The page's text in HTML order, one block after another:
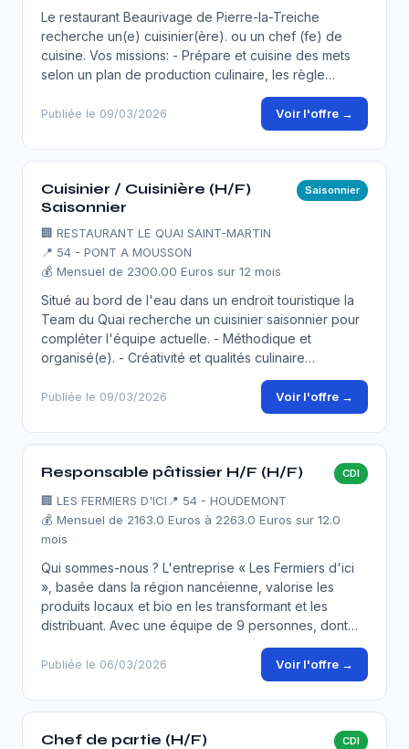
Le restaurant Beaurivage de Pierre-la-Treiche
recherche un(e) cuisinier(ère). ou un chef (fe) de
cuisine. Vos missions: - Prépare et cuisine des mets
selon un plan de production culinaire, les règle…
Publiée le 09/03/2026 Voir l'offre →
Cuisinier / Cuisinière (H/F)
Saisonnier
Saisonnier
🏢 RESTAURANT LE QUAI SAINT-MARTIN
📍 54 - PONT A MOUSSON
💰 Mensuel de 2300.00 Euros sur 12 mois
Situé au bord de l'eau dans un endroit touristique la
Team du Quai recherche un cuisinier saisonnier pour
compléter l'équipe actuelle. - Méthodique et
organisé(e). - Créativité et qualités culinaire…
Publiée le 09/03/2026 Voir l'offre →
Responsable pâtissier H/F (H/F) CDI
🏢 LES FERMIERS D'ICI 📍 54 - HOUDEMONT
💰 Mensuel de 2163.0 Euros à 2263.0 Euros sur 12.0
mois
Qui sommes-nous ? L'entreprise « Les Fermiers d'ici
», basée dans la région nancéienne, valorise les
produits locaux et bio en les transformant et les
distribuant. Avec une équipe de 9 personnes, dont…
Publiée le 06/03/2026 Voir l'offre →
Chef de partie (H/F) CDI